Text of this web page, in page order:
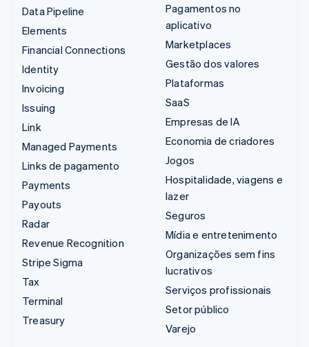
Data Pipeline
Elements
Financial Connections
Identity
Invoicing
Issuing
Link
Managed Payments
Links de pagamento
Payments
Payouts
Radar
Revenue Recognition
Stripe Sigma
Tax
Terminal
Treasury
Pagamentos no
aplicativo
Marketplaces
Gestão dos valores
Plataformas
SaaS
Empresas de IA
Economia de criadores
Jogos
Hospitalidade, viagens e
lazer
Seguros
Mídia e entretenimento
Organizações sem fins
lucrativos
Serviços profissionais
Setor público
Varejo